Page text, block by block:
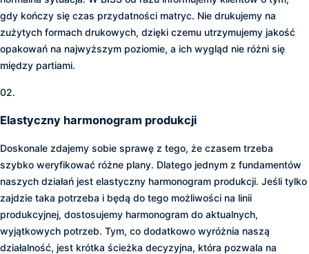
gdy kończy się czas przydatności matryc. Nie drukujemy na
zużytych formach drukowych, dzięki czemu utrzymujemy jakość
opakowań na najwyższym poziomie, a ich wygląd nie różni się
między partiami.
02.
Elastyczny harmonogram produkcji
Doskonale zdajemy sobie sprawę z tego, że czasem trzeba
szybko weryfikować różne plany. Dlatego jednym z fundamentów
naszych działań jest elastyczny harmonogram produkcji. Jeśli tylko
zajdzie taka potrzeba i będą do tego możliwości na linii
produkcyjnej, dostosujemy harmonogram do aktualnych,
wyjątkowych potrzeb. Tym, co dodatkowo wyróżnia naszą
działalność, jest krótka ścieżka decyzyjna, która pozwala na